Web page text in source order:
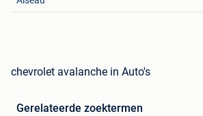
chevrolet avalanche in Auto's
Gerelateerde zoektermen